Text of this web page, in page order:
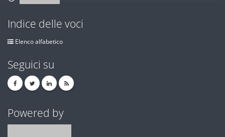
Indice delle voci
Elenco alfabetico
Seguici su
Powered by